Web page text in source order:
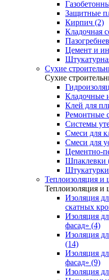
Защитные
Кирпич (2)
Кладочная
Цемент и
Сухие
Сухие
Кладочные
Клей для
Ремонтные
Системы
Смеси для
Смеси для
Цементно-
Шпаклевки
Теплоизоляция и
Теплоизоляция и
Изоляция
скатных
Изоляция
фасад» (4)
Изоляция
(14)
Изоляция
фасад» (9)
Изоляция